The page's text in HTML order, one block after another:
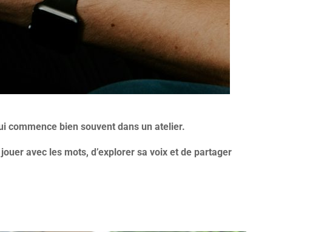
commence bien souvent dans un atelier.
avec les mots, d’explorer sa voix et de partager